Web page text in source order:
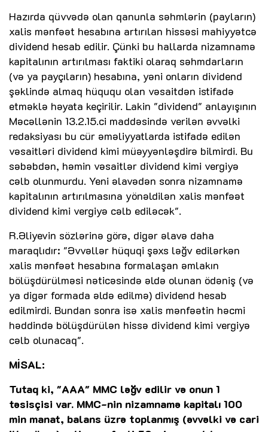
Hazırda qüvvədə olan qanunla səhmlərin (payların)
xalis mənfəət hesabına artırılan hissəsi mahiyyətcə
dividend hesab edilir. Çünki bu hallarda nizamnamə
kapitalının artırılması faktiki olaraq səhmdarların
(və ya payçıların) hesabına, yəni onların dividend
şəklində almaq hüququ olan vəsaitdən istifadə
etməklə həyata keçirilir. Lakin "dividend" anlayışının
Məcəllənin 13.2.15.ci maddəsində verilən əvvəlki
redaksiyası bu cür əməliyyatlarda istifadə edilən
vəsaitləri dividend kimi müəyyənləşdirə bilmirdi. Bu
səbəbdən, həmin vəsaitlər dividend kimi vergiyə
cəlb olunmurdu. Yeni əlavədən sonra nizamnamə
kapitalının artırılmasına yönəldilən xalis mənfəət
dividend kimi vergiyə cəlb ediləcək".
R.Əliyevin sözlərinə görə, digər əlavə daha
maraqlıdır: "Əvvəllər hüquqi şəxs ləğv edilərkən
xalis mənfəət hesabına formalaşan əmlakın
bölüşdürülməsi nəticəsində əldə olunan ödəniş (və
ya digər formada əldə edilmə) dividend hesab
edilmirdi. Bundan sonra isə xalis mənfəətin həcmi
həddində bölüşdürülən hissə dividend kimi vergiyə
cəlb olunacaq".
MİSAL:
Tutaq ki, "AAA" MMC ləğv edilir və onun 1
təsisçisi var. MMC-nin nizamnamə kapitalı 100
min manat, balans üzrə toplanmış (əvvəlki və cari